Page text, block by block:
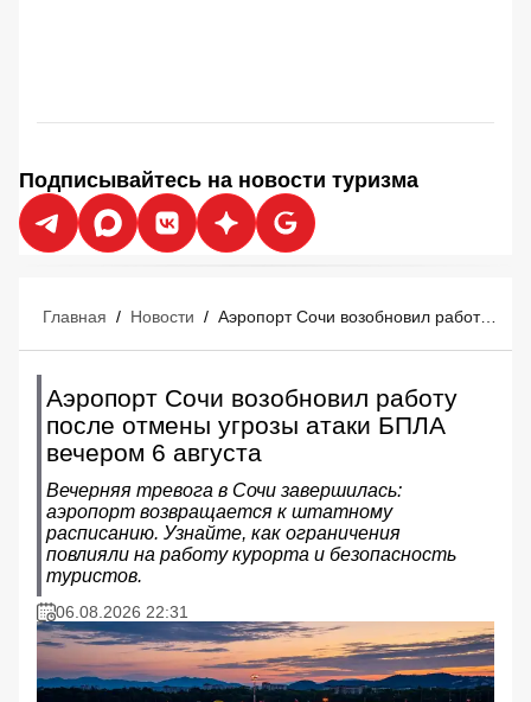
Подписывайтесь на новости туризма
Главная / Новости / Аэропорт Сочи возобновил работу после отмены угрозы атаки БПЛА вечером 6 августа
Аэропорт Сочи возобновил работу
после отмены угрозы атаки БПЛА
вечером 6 августа
Вечерняя тревога в Сочи завершилась:
аэропорт возвращается к штатному
расписанию. Узнайте, как ограничения
повлияли на работу курорта и безопасность
туристов.
06.08.2026 22:31